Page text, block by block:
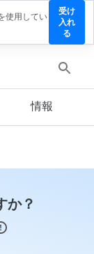
情報
？
使用してい
受け
入れ
る